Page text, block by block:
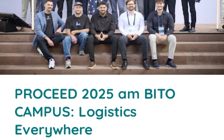
PROCEED 2025 am BITO
CAMPUS: Logistics
Everywhere